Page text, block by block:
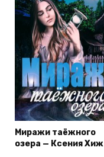
Миражи таёжного
озера — Ксения Хиж